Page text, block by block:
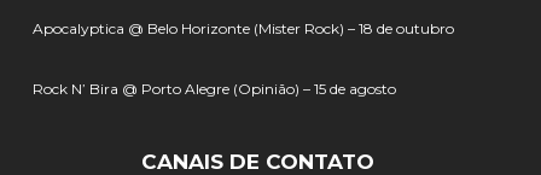
Apocalyptica @ Belo Horizonte (Mister Rock) – 18 de outubro
Rock N’ Bira @ Porto Alegre (Opinião) – 15 de agosto
CANAIS DE CONTATO